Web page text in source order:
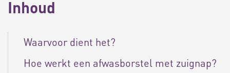
Inhoud
Waarvoor dient het?
Hoe werkt een afwasborstel met zuignap?